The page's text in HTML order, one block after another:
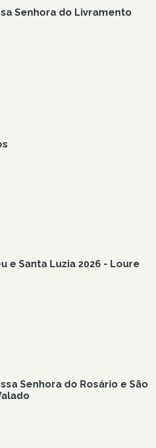
Senhora do Livramento
e Santa Luzia 2026 - Loure
Senhora do Rosário e São